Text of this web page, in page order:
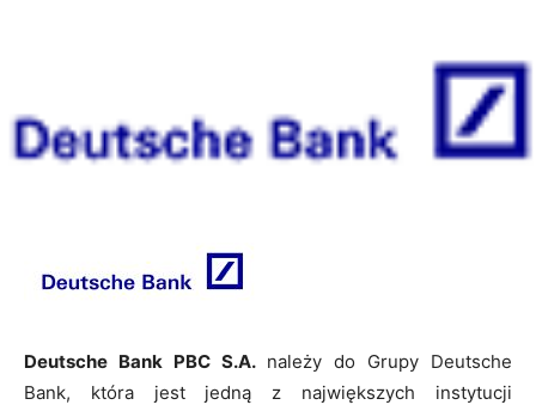
Deutsche Bank PBC S.A.należy do Grupy Deutsche
Bank, która jest jedną z największych instytucji